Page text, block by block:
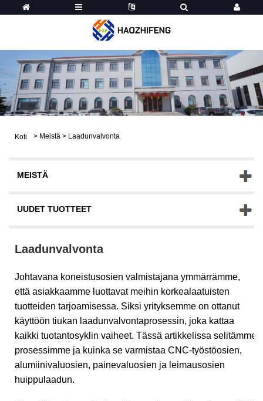
Koti > Meistä > Laadunvalvonta
MEISTÄ
UUDET TUOTTEET
Laadunvalvonta
Johtavana koneistusosien valmistajana ymmärrämme,
että asiakkaamme luottavat meihin korkealaatuisten
tuotteiden tarjoamisessa. Siksi yrityksemme on ottanut
käyttöön tiukan laadunvalvontaprosessin, joka kattaa
kaikki tuotantosyklin vaiheet. Tässä artikkelissa selitämme
prosessimme ja kuinka se varmistaa CNC-työstöosien,
alumiinivaluosien, painevaluosien ja leimausosien
huippulaadun.